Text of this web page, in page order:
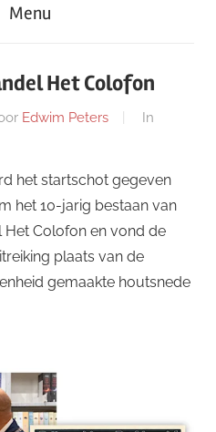
Menu
Het Colofon
Edwim Peters
In
het startschot gegeven
het 10-jarig bestaan van
Colofon en vond de
plaats van de
gemaakte houtsnede